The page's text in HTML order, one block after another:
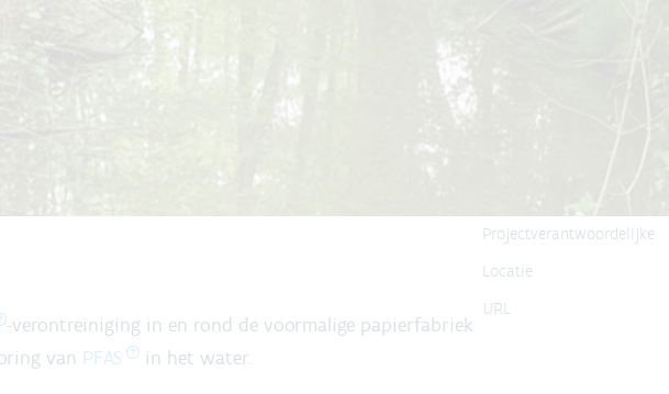
te pakken en de omgeving te
-verontreiniging in en rond de voormalige papierfabriek
van PFAS in het water.
Projectverantwoordelijke
Locatie
URL